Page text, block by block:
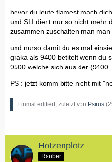
bevor du leute flamest mach
und SLI dient nur so nicht mehr
zusammen zuschalten man
und nurso damit du es mal
graka als 9400 betitelt wenn du
9500 welche sich aus der (9400
PS : jetzt komm bitte nicht mit
Einmal editiert, zuletzt von Psirus (
Hotzenplotz
Räuber